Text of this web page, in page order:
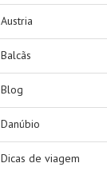
Austria
Balcãs
Blog
Danúbio
Dicas de viagem